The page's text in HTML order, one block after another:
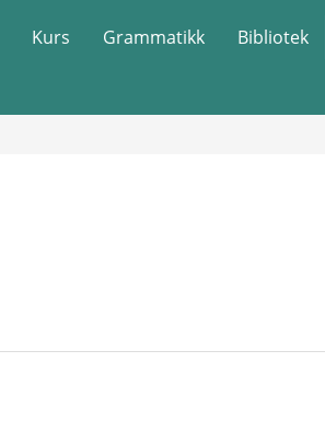
Kurs Grammatikk Bibliotek